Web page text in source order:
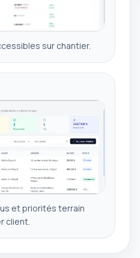
sur chantier.
et priorités terrain
client.